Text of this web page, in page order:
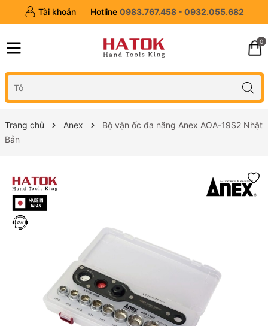
Tài khoản Hotline 0983.767.458 - 0932.055.682
0
Trang chủ Anex
Bộ vặn ốc đa năng Anex AOA-19S2 Nhật
Bản